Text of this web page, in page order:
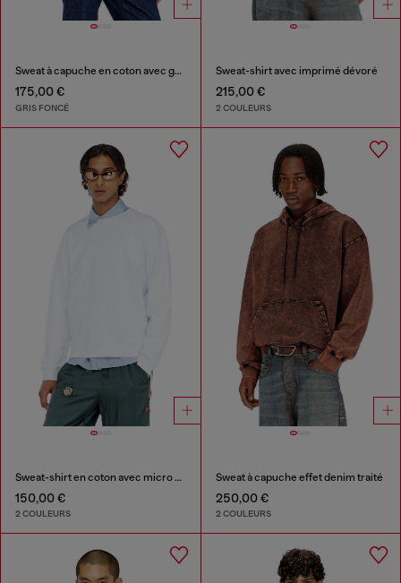
Sweat à capuche en coton avec graphismes floqués
175,00 €
GRIS FONCÉ
Sweat-shirt avec imprimé dévoré
215,00 €
2 COULEURS
Sweat-shirt en coton avec micro broderie logo
150,00 €
2 COULEURS
Sweat à capuche effet denim traité
250,00 €
2 COULEURS